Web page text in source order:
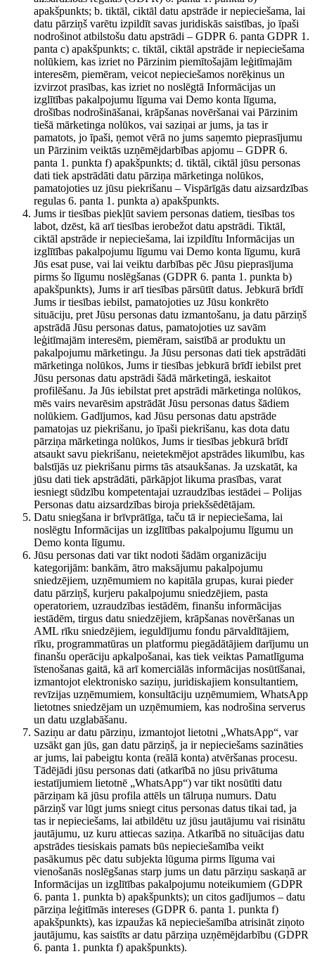
apakšpunkts; b. tiktāl, ciktāl datu apstrāde ir nepieciešama, lai
datu pārziņš varētu izpildīt savas juridiskās saistības, jo īpaši
nodrošinot atbilstošu datu apstrādi – GDPR 6. panta GDPR 1.
panta c) apakšpunkts; c. tiktāl, ciktāl apstrāde ir nepieciešama
nolūkiem, kas izriet no Pārzinim piemītošajām leģitīmajām
interesēm, piemēram, veicot nepieciešamos norēķinus un
izvirzot prasības, kas izriet no noslēgtā Informācijas un
izglītības pakalpojumu līguma vai Demo konta līguma,
drošības nodrošināšanai, krāpšanas novēršanai vai Pārzinim
tiešā mārketinga nolūkos, vai saziņai ar jums, ja tas ir
pamatots, jo īpaši, ņemot vērā no jums saņemto pieprasījumu
un Pārzinim veiktās uzņēmējdarbības apjomu – GDPR 6.
panta 1. punkta f) apakšpunkts; d. tiktāl, ciktāl jūsu personas
dati tiek apstrādāti datu pārziņa mārketinga nolūkos,
pamatojoties uz jūsu piekrišanu – Vispārīgās datu aizsardzības
regulas 6. panta 1. punkta a) apakšpunkts.
Jums ir tiesības piekļūt saviem personas datiem, tiesības tos
labot, dzēst, kā arī tiesības ierobežot datu apstrādi. Tiktāl,
ciktāl apstrāde ir nepieciešama, lai izpildītu Informācijas un
izglītības pakalpojumu līgumu vai Demo konta līgumu, kurā
Jūs esat puse, vai lai veiktu darbības pēc Jūsu pieprasījuma
pirms šo līgumu noslēgšanas (GDPR 6. panta 1. punkta b)
apakšpunkts), Jums ir arī tiesības pārsūtīt datus. Jebkurā brīdī
Jums ir tiesības iebilst, pamatojoties uz Jūsu konkrēto
situāciju, pret Jūsu personas datu izmantošanu, ja datu pārziņš
apstrādā Jūsu personas datus, pamatojoties uz savām
leģitīmajām interesēm, piemēram, saistībā ar produktu un
pakalpojumu mārketingu. Ja Jūsu personas dati tiek apstrādāti
mārketinga nolūkos, Jums ir tiesības jebkurā brīdī iebilst pret
Jūsu personas datu apstrādi šādā mārketingā, ieskaitot
profilēšanu. Ja Jūs iebilstat pret apstrādi mārketinga nolūkos,
mēs vairs nevarēsim apstrādāt Jūsu personas datus šādiem
nolūkiem. Gadījumos, kad Jūsu personas datu apstrāde
pamatojas uz piekrišanu, jo īpaši piekrišanu, kas dota datu
pārziņa mārketinga nolūkos, Jums ir tiesības jebkurā brīdī
atsaukt savu piekrišanu, neietekmējot apstrādes likumību, kas
balstījās uz piekrišanu pirms tās atsaukšanas. Ja uzskatāt, ka
jūsu dati tiek apstrādāti, pārkāpjot likuma prasības, varat
iesniegt sūdzību kompetentajai uzraudzības iestādei – Polijas
Personas datu aizsardzības biroja priekšsēdētājam.
Datu sniegšana ir brīvprātīga, taču tā ir nepieciešama, lai
noslēgtu Informācijas un izglītības pakalpojumu līgumu un
Demo konta līgumu.
Jūsu personas dati var tikt nodoti šādām organizāciju
kategorijām: bankām, ātro maksājumu pakalpojumu
sniedzējiem, uzņēmumiem no kapitāla grupas, kurai pieder
datu pārziņš, kurjeru pakalpojumu sniedzējiem, pasta
operatoriem, uzraudzības iestādēm, finanšu informācijas
iestādēm, tirgus datu sniedzējiem, krāpšanas novēršanas un
AML rīku sniedzējiem, ieguldījumu fondu pārvaldītājiem,
rīku, programmatūras un platformu piegādātājiem darījumu un
finanšu operāciju apkalpošanai, kas tiek veiktas Pamatlīguma
īstenošanas gaitā, kā arī komerciālās informācijas nosūtīšanai,
izmantojot elektronisko saziņu, juridiskajiem konsultantiem,
revīzijas uzņēmumiem, konsultāciju uzņēmumiem, WhatsApp
lietotnes sniedzējam un uzņēmumiem, kas nodrošina serverus
un datu uzglabāšanu.
Saziņu ar datu pārziņu, izmantojot lietotni „WhatsApp“, var
uzsākt gan jūs, gan datu pārziņš, ja ir nepieciešams sazināties
ar jums, lai pabeigtu konta (reālā konta) atvēršanas procesu.
Tādējādi jūsu personas dati (atkarībā no jūsu privātuma
iestatījumiem lietotnē „WhatsApp“) var tikt nosūtīti datu
pārziņam kā jūsu profila attēls un tālruņa numurs. Datu
pārziņš var lūgt jums sniegt citus personas datus tikai tad, ja
tas ir nepieciešams, lai atbildētu uz jūsu jautājumu vai risinātu
jautājumu, uz kuru attiecas saziņa. Atkarībā no situācijas datu
apstrādes tiesiskais pamats būs nepieciešamība veikt
pasākumus pēc datu subjekta lūguma pirms līguma vai
vienošanās noslēgšanas starp jums un datu pārziņu saskaņā ar
Informācijas un izglītības pakalpojumu noteikumiem (GDPR
6. panta 1. punkta b) apakšpunkts); un citos gadījumos – datu
pārziņa leģitīmās intereses (GDPR 6. panta 1. punkta f)
apakšpunkts), kas izpaužas kā nepieciešamība atrisināt ziņoto
jautājumu, kas saistīts ar datu pārziņa uzņēmējdarbību (GDPR
6. panta 1. punkta f) apakšpunkts).